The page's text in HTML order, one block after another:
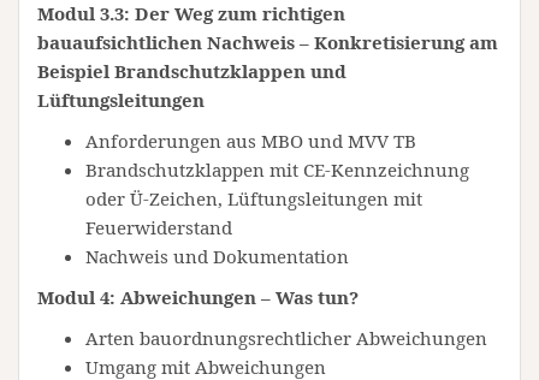
Modul 3.3: Der Weg zum richtigen
bauaufsichtlichen Nachweis – Konkretisierung am
Beispiel Brandschutzklappen und
Lüftungsleitungen
Anforderungen aus MBO und MVV TB
Brandschutzklappen mit CE-Kennzeichnung
oder Ü-Zeichen, Lüftungsleitungen mit
Feuerwiderstand
Nachweis und Dokumentation
Modul 4: Abweichungen – Was tun?
Arten bauordnungsrechtlicher Abweichungen
Umgang mit Abweichungen